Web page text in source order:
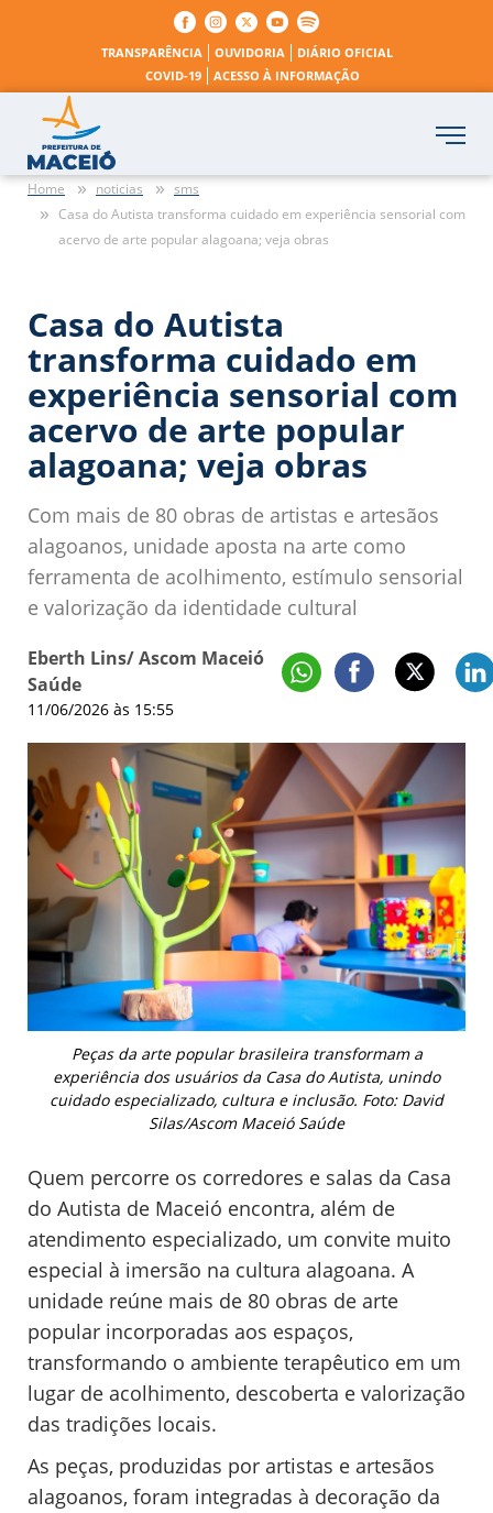
TRANSPARÊNCIA OUVIDORIA
DIÁRIO OFICIAL
COVID-19
ACESSO À INFORMAÇÃO
Home noticias
sms
Casa do Autista transforma cuidado em experiência sensorial com
acervo de arte popular alagoana; veja obras
Casa do Autista
transforma cuidado em
experiência sensorial com
acervo de arte popular
alagoana; veja obras
Com mais de 80 obras de artistas e artesãos
alagoanos, unidade aposta na arte como
ferramenta de acolhimento, estímulo sensorial
e valorização da identidade cultural
Eberth Lins/ Ascom Maceió
Saúde
11/06/2026 às 15:55
Peças da arte popular brasileira transformam a
experiência dos usuários da Casa do Autista, unindo
cuidado especializado, cultura e inclusão. Foto: David
Silas/Ascom Maceió Saúde
Quem percorre os corredores e salas da Casa
do Autista de Maceió encontra, além de
atendimento especializado, um convite muito
especial à imersão na cultura alagoana. A
unidade reúne mais de 80 obras de arte
popular incorporadas aos espaços,
transformando o ambiente terapêutico em um
lugar de acolhimento, descoberta e valorização
das tradições locais.
As peças, produzidas por artistas e artesãos
alagoanos, foram integradas à decoração da